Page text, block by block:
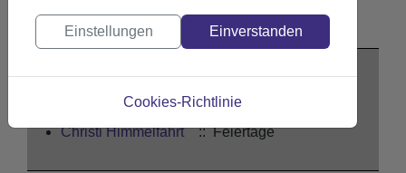
Christi Himmelfahrt :: Feiertage
Einstellungen Einverstanden
Cookies-Richtlinie